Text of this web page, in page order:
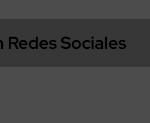
Sociales